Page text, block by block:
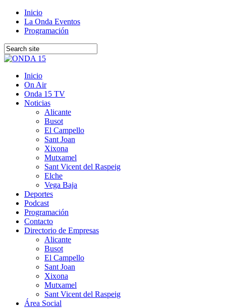
Inicio
La Onda Eventos
Programación
Inicio
On Air
Onda 15 TV
Noticias
Alicante
Busot
El Campello
Sant Joan
Xixona
Mutxamel
Sant Vicent del Raspeig
Elche
Vega Baja
Deportes
Podcast
Programación
Contacto
Directorio de Empresas
Alicante
Busot
El Campello
Sant Joan
Xixona
Mutxamel
Sant Vicent del Raspeig
Área Social